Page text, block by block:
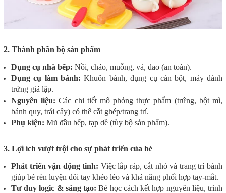
2. Thành phần bộ sản phẩm
Dụng cụ nhà bếp: Nồi, chảo, muỗng, vá, dao (an toàn).
Dụng cụ làm bánh: Khuôn bánh, dụng cụ cán bột, máy đánh
trứng giả lập.
Nguyên liệu: Các chi tiết mô phỏng thực phẩm (trứng, bột mì,
bánh quy, trái cây) có thể cắt ghép/trang trí.
Phụ kiện: Mũ đầu bếp, tạp dề (tùy bộ sản phẩm).
3. Lợi ích vượt trội cho sự phát triển của bé
Phát triển vận động tinh: Việc lắp ráp, cắt nhỏ và trang trí bánh
giúp bé rèn luyện đôi tay khéo léo và khả năng phối hợp tay-mắt.
Tư duy logic & sáng tạo: Bé học cách kết hợp nguyên liệu, trình